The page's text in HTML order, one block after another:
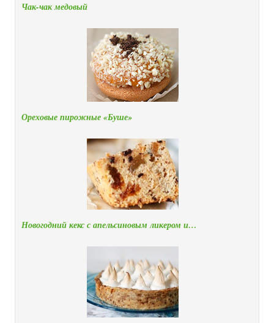
Чак-чак медовый
Ореховые пирожные «Буше»
Новогодний кекс с апельсиновым ликером и…